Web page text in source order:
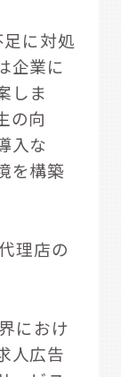
に対処
企業に
しま
の向
入な
を構築
理店の
におけ
人広告